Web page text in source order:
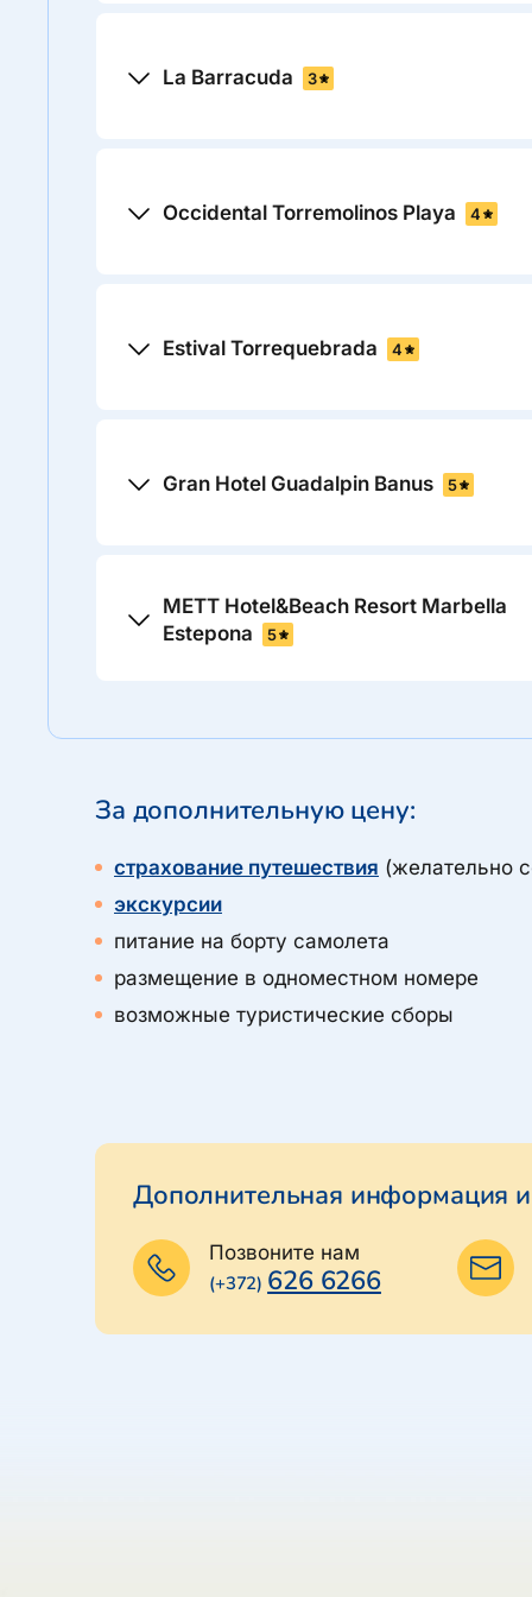
La Barracuda 3
Occidental Torremolinos Playa 4
Estival Torrequebrada 4
Gran Hotel Guadalpin Banus 5
METT Hotel&Beach Resort Marbella
Estepona
5
За дополнительную цену:
страхование путешествия (желательно
экскурсии
питание на борту самолета
размещение в одноместном номере
возможные туристические сборы
Дополнительная информация и
Позвоните нам
(+372) 626 6266